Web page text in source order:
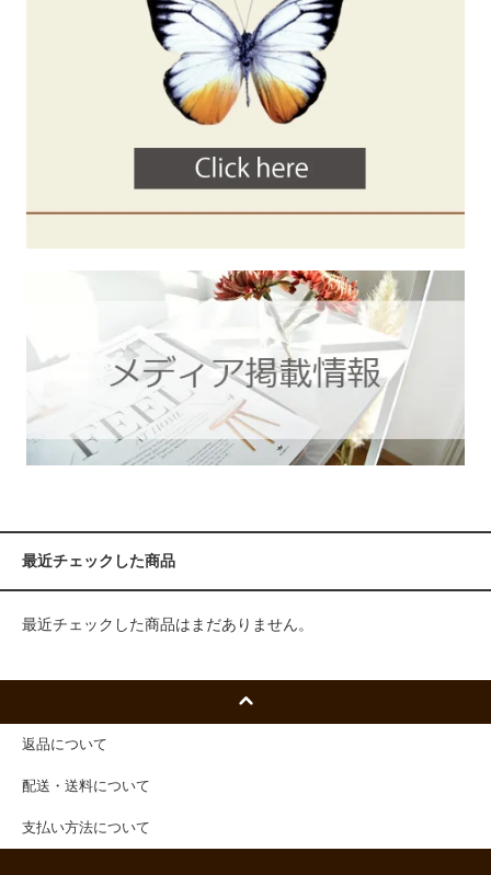
最近チェックした商品
最近チェックした商品はまだありません。
返品について
配送・送料について
支払い方法について